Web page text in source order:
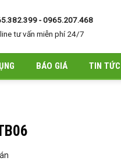
- 0965.207.468
tư vấn miễn phí 24/7
BÁO GIÁ TIN TỨC